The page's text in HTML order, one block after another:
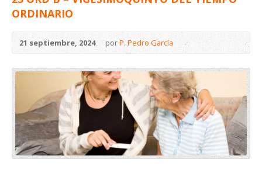
ORDINARIO
21 septiembre, 2024 porP. Pedro García